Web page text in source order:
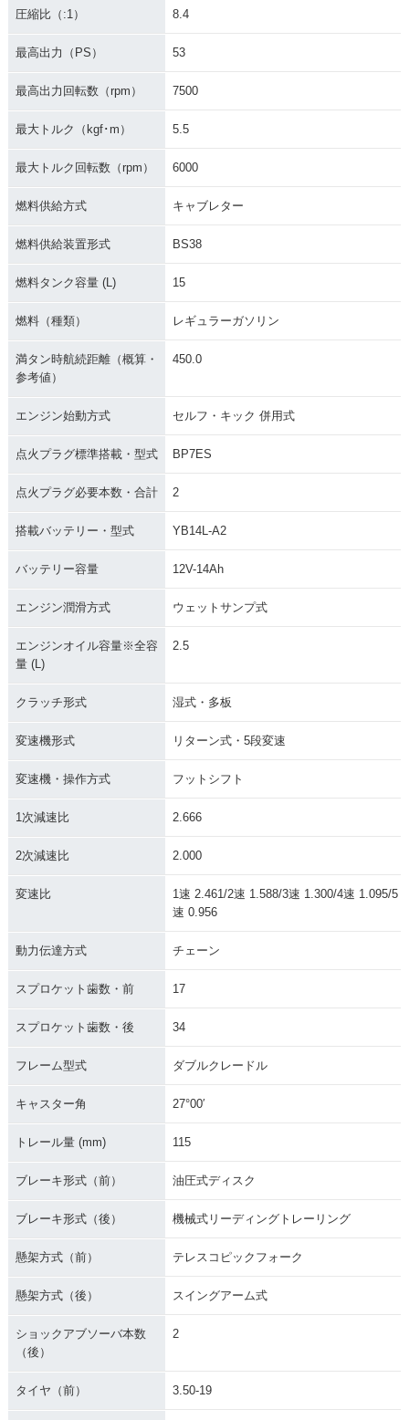
圧縮比（:1） 8.4
最高出力（PS） 53
最高出力回転数（rpm） 7500
最大トルク（kgf･m） 5.5
最大トルク回転数（rpm） 6000
燃料供給方式 キャブレター
燃料供給装置形式 BS38
燃料タンク容量 (L) 15
燃料（種類） レギュラーガソリン
満タン時航続距離（概算・
参考値）
450.0
エンジン始動方式 セルフ・キック 併用式
点火プラグ標準搭載・型式 BP7ES
点火プラグ必要本数・合計 2
搭載バッテリー・型式 YB14L-A2
バッテリー容量 12V-14Ah
エンジン潤滑方式 ウェットサンプ式
エンジンオイル容量※全容
量 (L)
2.5
クラッチ形式 湿式・多板
変速機形式 リターン式・5段変速
変速機・操作方式 フットシフト
1次減速比 2.666
2次減速比 2.000
変速比
1速 2.461/2速 1.588/3速 1.300/4速 1.095/5
速 0.956
動力伝達方式 チェーン
スプロケット歯数・前 17
スプロケット歯数・後 34
フレーム型式 ダブルクレードル
キャスター角 27°00′
トレール量 (mm) 115
ブレーキ形式（前） 油圧式ディスク
ブレーキ形式（後） 機械式リーディングトレーリング
懸架方式（前） テレスコピックフォーク
懸架方式（後） スイングアーム式
ショックアブソーバ本数
（後）
2
タイヤ（前） 3.50-19